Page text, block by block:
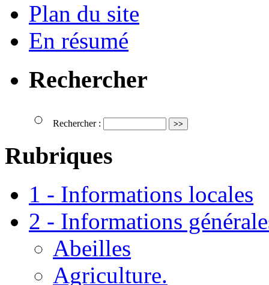
Plan du site
En résumé
Rechercher
Rechercher :
Rubriques
1 - Informations locales
2 - Informations
Abeilles
Agriculture.